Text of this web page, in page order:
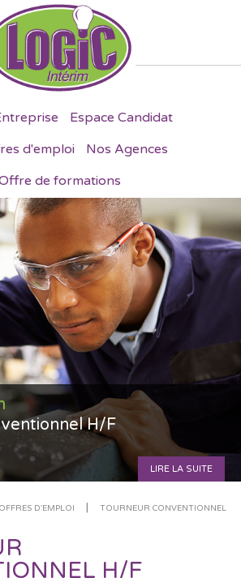
Espace Candidat
d'emploi
Nos Agences
de formations
H/F
LIRE LA SUITE
D'EMPLOI |
TOURNEUR CONVENTIONNEL
H/F